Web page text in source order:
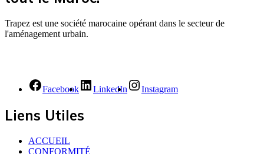
Trapez est une société marocaine opérant dans le secteur de
l'aménagement urbain.
Facebook LinkedIn Instagram
Liens Utiles
ACCUEIL
CONFORMITÉ